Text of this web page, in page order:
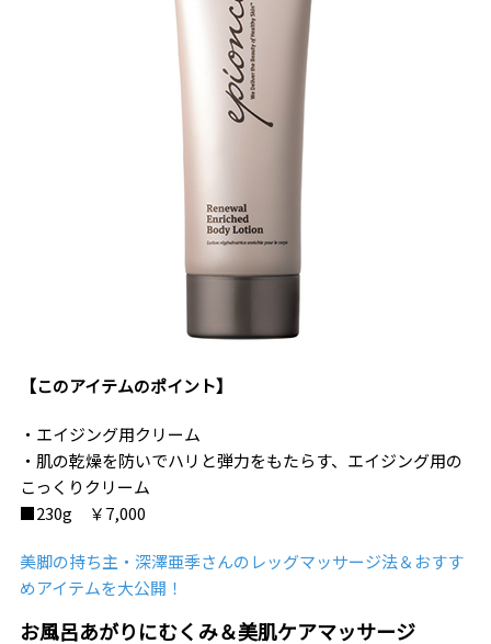
【このアイテムのポイント】
・エイジング用クリーム
・肌の乾燥を防いでハリと弾力をもたらす、エイジング用の
こっくりクリーム
■230g ￥7,000
美脚の持ち主・深澤亜季さんのレッグマッサージ法＆おすす
めアイテムを大公開！
お風呂あがりにむくみ＆美肌ケアマッサージ